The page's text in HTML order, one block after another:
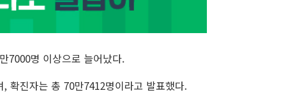
7000명 이상으로 늘어났다.
확진자는 총 70만7412명이라고 발표했다.